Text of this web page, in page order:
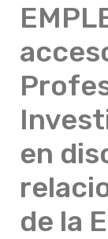
en
de la